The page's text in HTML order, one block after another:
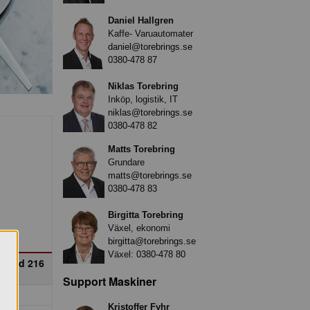
216
Daniel Hallgren
Kaffe- Varuautomater
daniel@torebrings.se
0380-478 87
Niklas Torebring
Inköp, logistik, IT
niklas@torebrings.se
0380-478 82
Matts Torebring
Grundare
matts@torebrings.se
0380-478 83
Birgitta Torebring
Växel, ekonomi
birgitta@torebrings.se
Växel: 0380-478 80
Support Maskiner
Kristoffer Fyhr